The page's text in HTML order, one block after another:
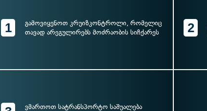
1
გამოვიყენოთ კრუიზკონტროლი, რომელიც
თავად არეგულირებს მოძრაობის სიჩქარეს
2
ვმართოთ სატრანსპორტო საშუალება